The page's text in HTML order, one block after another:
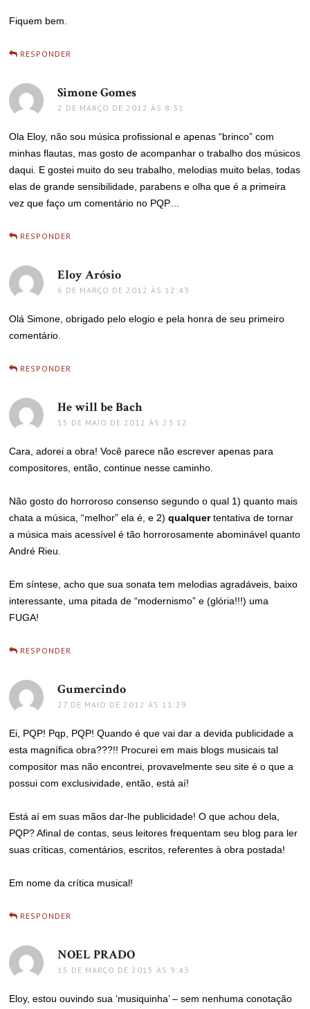
Fiquem bem.
RESPONDER
Simone Gomes
2 DE MARÇO DE 2012 ÀS 8:31
Ola Eloy, não sou música profissional e apenas “brinco” com
minhas flautas, mas gosto de acompanhar o trabalho dos músicos
daqui. E gostei muito do seu trabalho, melodias muito belas, todas
elas de grande sensibilidade, parabens e olha que é a primeira
vez que faço um comentário no PQP…
RESPONDER
Eloy Arósio
6 DE MARÇO DE 2012 ÀS 12:43
Olá Simone, obrigado pelo elogio e pela honra de seu primeiro
comentário.
RESPONDER
He will be Bachdisse:
15 DE MAIO DE 2012 ÀS 23:12
Cara, adorei a obra! Você parece não escrever apenas para
compositores, então, continue nesse caminho.
Não gosto do horroroso consenso segundo o qual 1) quanto mais
chata a música, “melhor” ela é, e 2)qualquertentativa de tornar
a música mais acessível é tão horrorosamente abominável quanto
André Rieu.
Em síntese, acho que sua sonata tem melodias agradáveis, baixo
interessante, uma pitada de “modernismo” e (glória!!!) uma
FUGA!
RESPONDER
Gumercindo
27 DE MAIO DE 2012 ÀS 11:29
Ei, PQP! Pqp, PQP! Quando é que vai dar a devida publicidade a
esta magnífica obra???!! Procurei em mais blogs musicais tal
compositor mas não encontrei, provavelmente seu site é o que a
possui com exclusividade, então, está aí!
Está aí em suas mãos dar-lhe publicidade! O que achou dela,
PQP? Afinal de contas, seus leitores frequentam seu blog para ler
suas críticas, comentários, escritos, referentes à obra postada!
Em nome da crítica musical!
RESPONDER
NOEL PRADO
15 DE MARÇO DE 2015 ÀS 9:43
Eloy, estou ouvindo sua ‘musiquinha’ – sem nenhuma conotação